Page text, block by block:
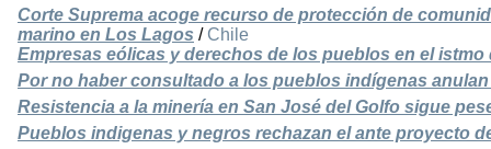
Corte Suprema acoge recurso de protección de
marino en Los Lagos / Chile
Empresas eólicas y derechos de los pueblos en el istmo
Por no haber consultado a los pueblos indígenas
Resistencia a la minería en San José del Golfo sigue
Pueblos indigenas y negros rechazan el ante proyecto